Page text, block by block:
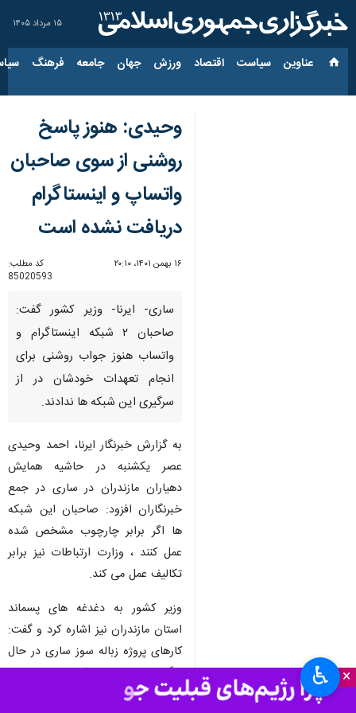
۱۵ مرداد ۱۴۰۵
عناوین‌ سیاست اقتصاد ورزش جهان جامعه فرهنگ
×
وحیدی: هنوز پاسخ
روشنی از سوی صاحبان
واتساپ و اینستاگرام
دریافت نشده است
۱۶ بهمن ۱۴۰۱، ۲۰:۱۰
کد مطلب:
85020593
ساری- ایرنا- وزیر کشور گفت:
صاحبان ۲ شبکه اینستاگرام و
واتساب هنوز جواب روشنی برای
انجام تعهدات خودشان در از
سرگیری این شبکه ها ندادند.
به گزارش خبرنگار ایرنا، احمد وحیدی
عصر یکشنبه در حاشیه همایش
دهیاران مازندران در ساری در جمع
خبرنگاران افزود: صاحبان این شبکه
ها اگر برابر چارچوب مشخص شده
عمل کنند ، وزارت ارتباطات نیز برابر
تکالیف عمل می کند.
وزیر کشور به دغدغه های پسماند
استان مازندران نیز اشاره کرد و گفت:
کارهای پروژه زباله سوز ساری در حال
پیگیری است و پیمانکار در حال انجام
کار است که باید سرعت بیشتری به
♿︎